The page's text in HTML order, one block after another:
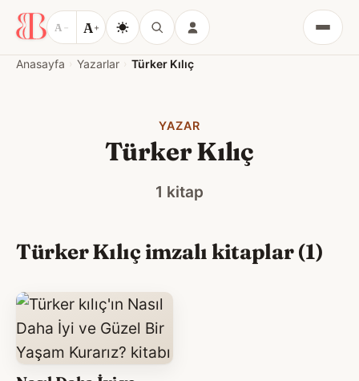
A − A+
Menü
Anasayfa Yazarlar Türker Kılıç
YAZAR
Türker Kılıç
1 kitap
Türker Kılıç imzalı kitaplar (1)